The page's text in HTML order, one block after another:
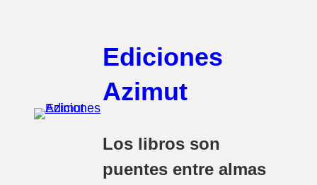
Ediciones
Azimut
Los libros son
puentes entre almas